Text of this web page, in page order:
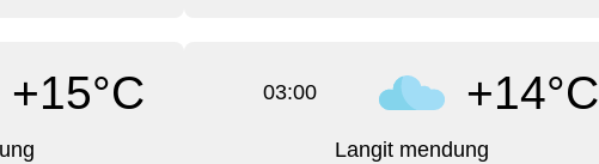
+15°C 03:00 +14°C
Langit mendung